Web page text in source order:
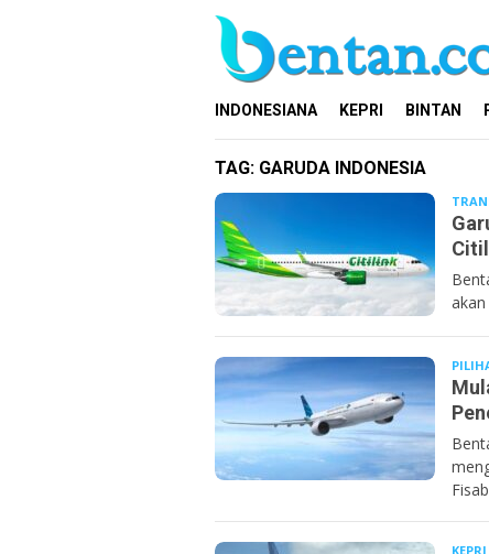
INDONESIANA KEPRI BINTAN
TAG: GARUDA INDONESIA
KEPRI